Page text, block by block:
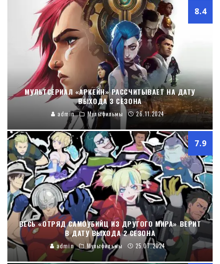
8.4
МУЛЬТСЕРИАЛ «АРКЕЙН» РАССЧИТЫВАЕТ НА ДАТУ
ВЫХОДА 3 СЕЗОНА
admin Мультфильмы 26.11.2024
7.9
ВЕСЬ «ОТРЯД САМОУБИЙЦ ИЗ ДРУГОГО МИРА» ВЕРИТ
В ДАТУ ВЫХОДА 2 СЕЗОНА
admin Мультфильмы 25.07.2024